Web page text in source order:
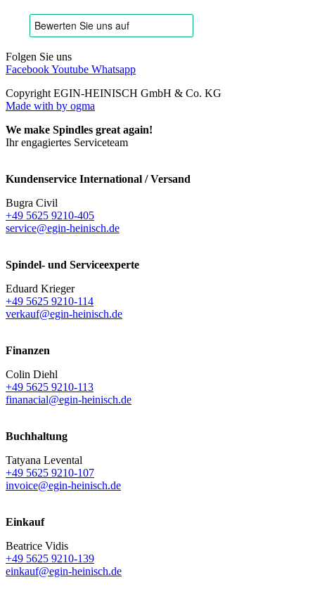
Folgen Sie uns
FacebookYoutube Whatsapp
Copyright EGIN-HEINISCH GmbH & Co. KG
Made with by ogma
We make Spindles great again!
Ihr engagiertes Serviceteam
Kundenservice International / Versand
Bugra Civil
+49 5625 9210-405
service@egin-heinisch.de
Spindel- und Serviceexperte
Eduard Krieger
+49 5625 9210-114
verkauf@egin-heinisch.de
Finanzen
Colin Diehl
+49 5625 9210-113
finanacial@egin-heinisch.de
Buchhaltung
Tatyana Levental
+49 5625 9210-107
invoice@egin-heinisch.de
Einkauf
Beatrice Vidis
+49 5625 9210-139
einkauf@egin-heinisch.de